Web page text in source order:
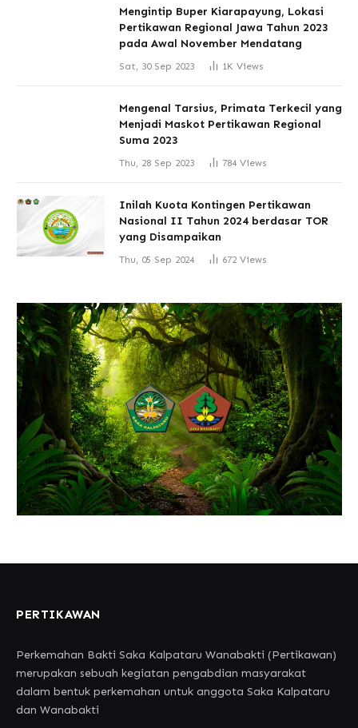
Mengintip Buper Kiarapayung, Lokasi
Pertikawan Regional Jawa Tahun 2023
pada Awal November Mendatang
Sat, 30 Sep 2023 1K Views
Mengenal Tarsius, Primata Terkecil yang
Menjadi Maskot Pertikawan Regional
Suma 2023
Thu, 28 Sep 2023 784 Views
Inilah Kuota Kontingen Pertikawan
Nasional II Tahun 2024 berdasar TOR
yang Disampaikan
Thu, 05 Sep 2024 672 Views
PERTIKAWAN
Perkemahan Bakti Saka Kalpataru Wanabakti (Pertikawan)
merupakan sebuah kegiatan pengabdian masyarakat
dalam bentuk perkemahan untuk anggota Saka Kalpataru
dan Wanabakti